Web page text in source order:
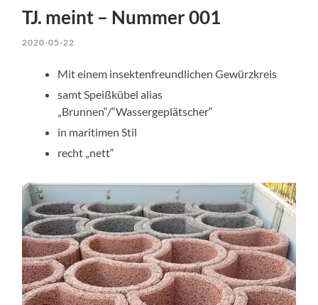
TJ. meint – Nummer 001
2020-05-22
Mit einem insektenfreundlichen Gewürzkreis
samt Speißkübel alias
„Brunnen“/“Wassergeplätscher“
in maritimen Stil
recht „nett“